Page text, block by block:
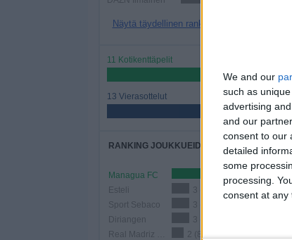
We and our
such as
advertising
and our
consent to our
detailed
some
processing.
consent at any
Näytä täydellinen ranking
11 Kotikenttäpelit
45,83%
13 Vierasottelut
54,17%
RANKING JOUKKUEIDEN MUKAAN
Managua FC
Esteli
3 (12,5%)
Sport Sebaco
3 (12,5%)
Diriangen
3 (12,5%)
2 (8,33%)